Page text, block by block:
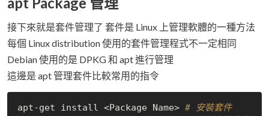
接下來就是套件管理了 套件是 Linux 上管理軟體的一種方法
每個 Linux distribution 使用的套件管理程式不一定相同
Debian 使用的是 DPKG 和 apt 進行管理
這邊是 apt 管理套件比較常用的指令
apt-get install <Package Name> # 安裝套件